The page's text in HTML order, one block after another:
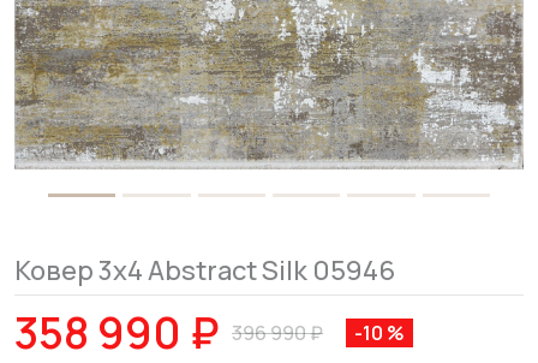
Ковер 3x4 Abstract Silk 05946
358 990 ₽ 396 990 ₽ -10 %